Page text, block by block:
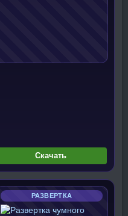
Скачать
РАЗВЕРТКА